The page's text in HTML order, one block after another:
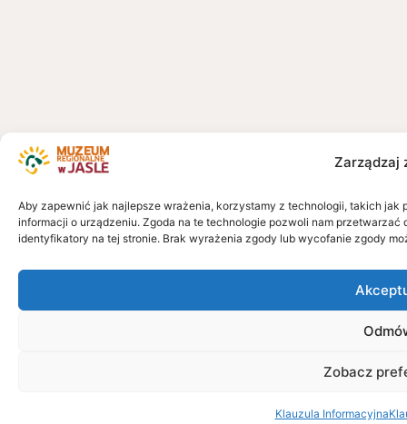
Zarządzaj
Aby zapewnić jak najlepsze wrażenia, korzystamy z technologii, takich
informacji o urządzeniu. Zgoda na te technologie pozwoli nam
identyfikatory na tej stronie. Brak wyrażenia zgody lub wycofanie zgody
Zobacz
Klauzula Informacyjna